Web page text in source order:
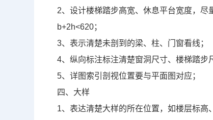
2、设计楼梯踏步高宽、休息平台宽度，
b+2h<620；
3、表示清楚未剖到的梁、柱、门窗看线；
4、纵向标注标注清楚窗洞尺寸、楼梯踏
5、详图索引剖视位置要与平面图对应；
四、大样
1、表达清楚大样的所在位置，如楼层标高